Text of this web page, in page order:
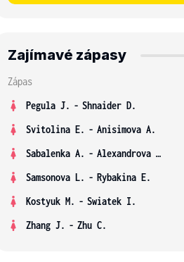
Zajímavé zápasy
Zápas
Pegula J. - Shnaider D.
Svitolina E. - Anisimova A.
Sabalenka A. - Alexandrova E.
Samsonova L. - Rybakina E.
Kostyuk M. - Swiatek I.
Zhang J. - Zhu C.